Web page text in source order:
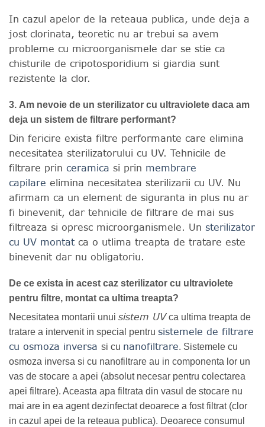
In cazul apelor de la reteaua publica, unde deja a
jost clorinata, teoretic nu ar trebui sa avem
probleme cu microorganismele dar se stie ca
chisturile de cripotosporidium si giardia sunt
rezistente la clor.
3. Am nevoie de un sterilizator cu ultraviolete daca am
deja un sistem de filtrare performant?
Din fericire exista filtre performante care elimina
necesitatea sterilizatorului cu UV. Tehnicile de
filtrare prin ceramica si prin membrare
capilare elimina necesitatea sterilizarii cu UV. Nu
afirmam ca un element de siguranta in plus nu ar
fi binevenit, dar tehnicile de filtrare de mai sus
filtreaza si opresc microorganismele. Un sterilizator
cu UV montat ca o utlima treapta de tratare este
binevenit dar nu obligatoriu.
De ce exista in acest caz sterilizator cu ultraviolete
pentru filtre, montat ca ultima treapta?
Necesitatea montarii unui sistem UVca ultima treapta de
tratare a intervenit in special pentru sistemele de filtrare
cu osmoza inversa si cu nanofiltrare. Sistemele cu
osmoza inversa si cu nanofiltrare au in componenta lor un
vas de stocare a apei (absolut necesar pentru colectarea
apei filtrare). Aceasta apa filtrata din vasul de stocare nu
mai are in ea agent dezinfectat deoarece a fost filtrat (clor
in cazul apei de la reteaua publica). Deoarece consumul